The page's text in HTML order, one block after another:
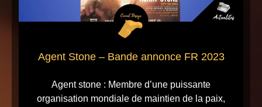
Agent Stone – Bande annonce FR 2023
Agent stone : Membre d’une puissante
organisation mondiale de maintien de la paix,